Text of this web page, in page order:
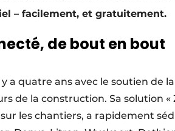
– facilement, et gratuitement.
de bout en bout
a quatre ans avec le soutien de
de la construction. Sa solution «
les chantiers, a rapidement